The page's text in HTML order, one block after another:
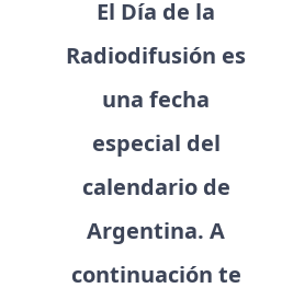
El Día de la
Radiodifusión es
una fecha
especial del
calendario de
Argentina. A
continuación te